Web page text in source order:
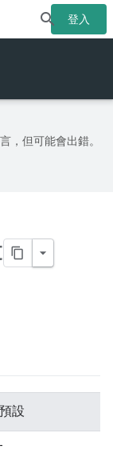
登入
，但可能會出錯。
預設
-